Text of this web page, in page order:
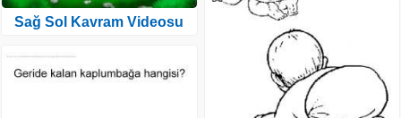
Sağ Sol Kavram Videosu